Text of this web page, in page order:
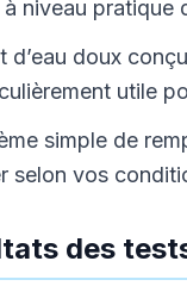
à niveau pratique
d’eau doux
utile
simple de
selon vos
des